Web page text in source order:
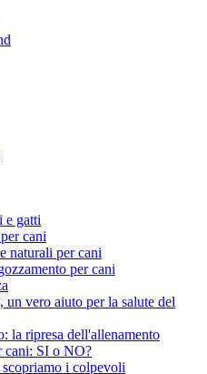
e gatti
cani
naturali per cani
per cani
un vero aiuto per la salute del
la ripresa dell'allenamento
cani: SI o NO?
i colpevoli